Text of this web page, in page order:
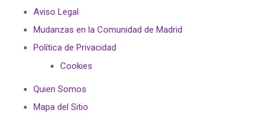
Aviso Legal
Mudanzas en la Comunidad de Madrid
Política de Privacidad
Cookies
Quien Somos
Mapa del Sitio